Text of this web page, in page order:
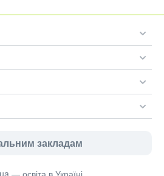
закладам
— освіта в Україні.